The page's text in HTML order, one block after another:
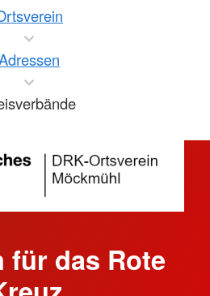
für das Rote